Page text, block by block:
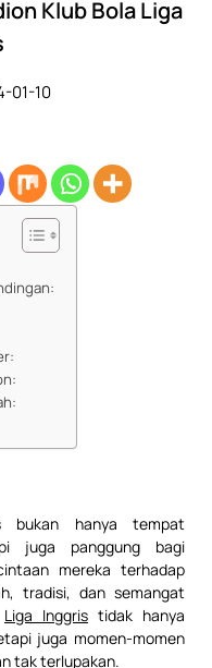
Klub Bola Liga
01-10
bukan hanya tempat
juga panggung bagi
mereka terhadap
tradisi, dan semangat
Liga Inggris tidak hanya
juga momen-momen
tak terlupakan.